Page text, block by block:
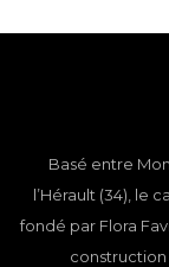
Basé entre
l’Hérault (34), le
fondé par Flora